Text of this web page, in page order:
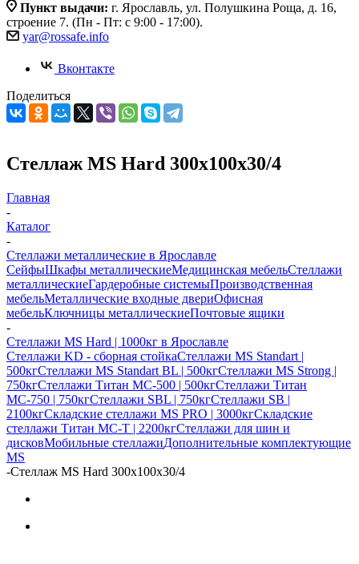
Пункт выдачи: г. Ярославль, ул. Полушкина Роща, д. 16,
строение 7. (Пн - Пт: с 9:00 - 17:00).
yar@rossafe.info
Вконтакте
Поделиться
Стеллаж MS Hard 300x100x30/4
Главная
-
Каталог
-
Стеллажи металлические в Ярославле
СейфыШкафы металлическиеМедицинская мебельСтеллажи
металлическиеГардеробные системыПроизводственная
мебельМеталлические входные двериОфисная
мебельКлючницы металлическиеПочтовые ящики
-
Стеллажи MS Hard | 1000кг в Ярославле
Стеллажи KD - сборная стойкаСтеллажи MS Standart |
500кгСтеллажи MS Standart BL | 500кгСтеллажи MS Strong |
750кгСтеллажи Титан МС-500 | 500кгСтеллажи Титан
МС-750 | 750кгСтеллажи SBL | 750кгСтеллажи SB |
2100кгСкладские стеллажи MS PRO | 3000кгСкладские
стеллажи Титан МС-Т | 2200кгСтеллажи для шин и
дисковМобильные стеллажиДополнительные комплектующие
MS
-Стеллаж MS Hard 300x100x30/4